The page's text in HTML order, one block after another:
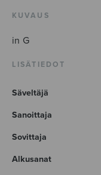
KUVAUS
in G
LISÄTIEDOT
Säveltäjä
Sanoittaja
Sovittaja
Alkusanat